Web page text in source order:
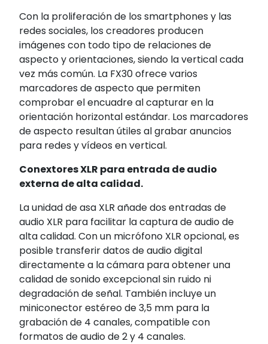
Con la proliferación de los smartphones y las
redes sociales, los creadores producen
imágenes con todo tipo de relaciones de
aspecto y orientaciones, siendo la vertical cada
vez más común. La FX30 ofrece varios
marcadores de aspecto que permiten
comprobar el encuadre al capturar en la
orientación horizontal estándar. Los marcadores
de aspecto resultan útiles al grabar anuncios
para redes y vídeos en vertical.
Conextores XLR para entrada de audio
externa de alta calidad.
La unidad de asa XLR añade dos entradas de
audio XLR para facilitar la captura de audio de
alta calidad. Con un micrófono XLR opcional, es
posible transferir datos de audio digital
directamente a la cámara para obtener una
calidad de sonido excepcional sin ruido ni
degradación de señal. También incluye un
miniconector estéreo de 3,5 mm para la
grabación de 4 canales, compatible con
formatos de audio de 2 y 4 canales.